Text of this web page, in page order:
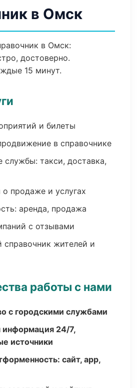
в Омск
в Омск:
достоверно.
15 минут.
и билеты
в справочнике
службы: такси, доставка,
о продаже и услугах
аренда, продажа
с отзывами
справочник жителей и
работы с нами
с городскими службами
информация 24/7,
источники
сайт, app,